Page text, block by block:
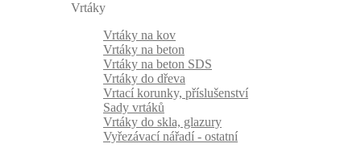
Vrtáky
Vrtáky na kov
Vrtáky na beton
Vrtáky na beton SDS
Vrtáky do dřeva
Vrtací korunky, příslušenství
Sady vrtáků
Vrtáky do skla, glazury
Vyřezávací nářadí - ostatní